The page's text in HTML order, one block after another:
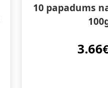
10 papadums
3.66